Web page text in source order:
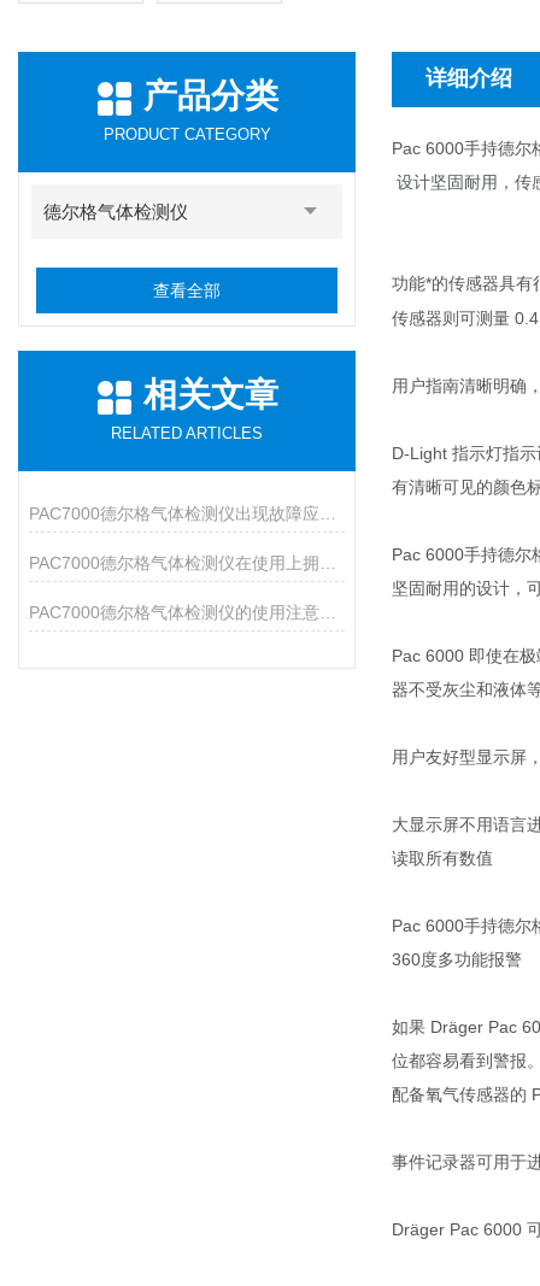
产品分类
PRODUCT CATEGORY
德尔格气体检测仪
查看全部
相关文章
RELATED ARTICLES
详细介绍
Pac 6000手持德尔
设计坚固耐用，传
功能*的传感器具
传感器则可测量
用户指南清晰明确
​D-Light 指示灯指
有清晰可见的颜色
Pac 6000手持德尔
坚固耐用的设计，
​Pac 6000 即使在
器不受灰尘和液体
用户友好型显示屏
大显示屏不用语言
读取所有数值
Pac 6000手持德尔
360度多功能报警
如果 Dräger Pac
位都容易看到警报
配备氧气传感器的
事件记录器可用于
​Dräger Pac 6000